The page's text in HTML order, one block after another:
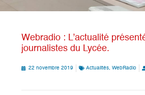
Webradio : L’actualité
journalistes du Lycée.
22 novembre 2019 Actualités,WebRadio